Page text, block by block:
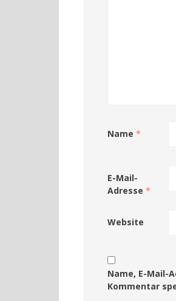
Name *
E-Mail-
Adresse *
Website
Name, E-Mail-
Kommentar